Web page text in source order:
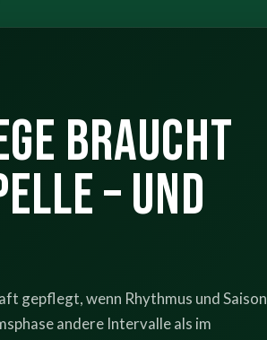
braucht
– und
gepflegt, wenn Rhythmus und Saison
andere Intervalle als im